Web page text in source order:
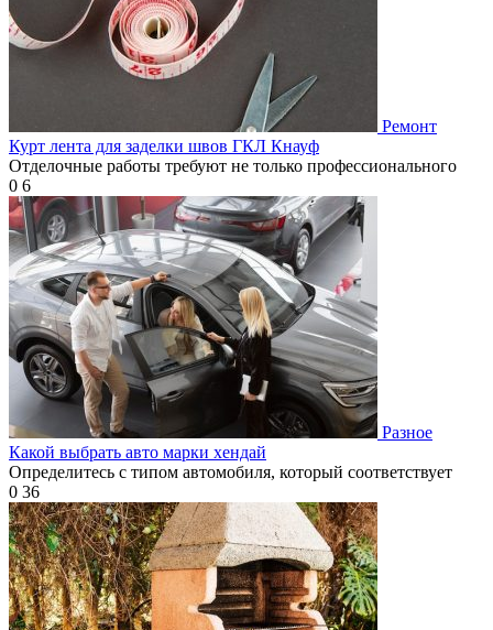
Ремонт
Курт лента для заделки швов ГКЛ Кнауф
Отделочные работы требуют не только профессионального
0 6
Разное
Какой выбрать авто марки хендай
Определитесь с типом автомобиля, который соответствует
0 36